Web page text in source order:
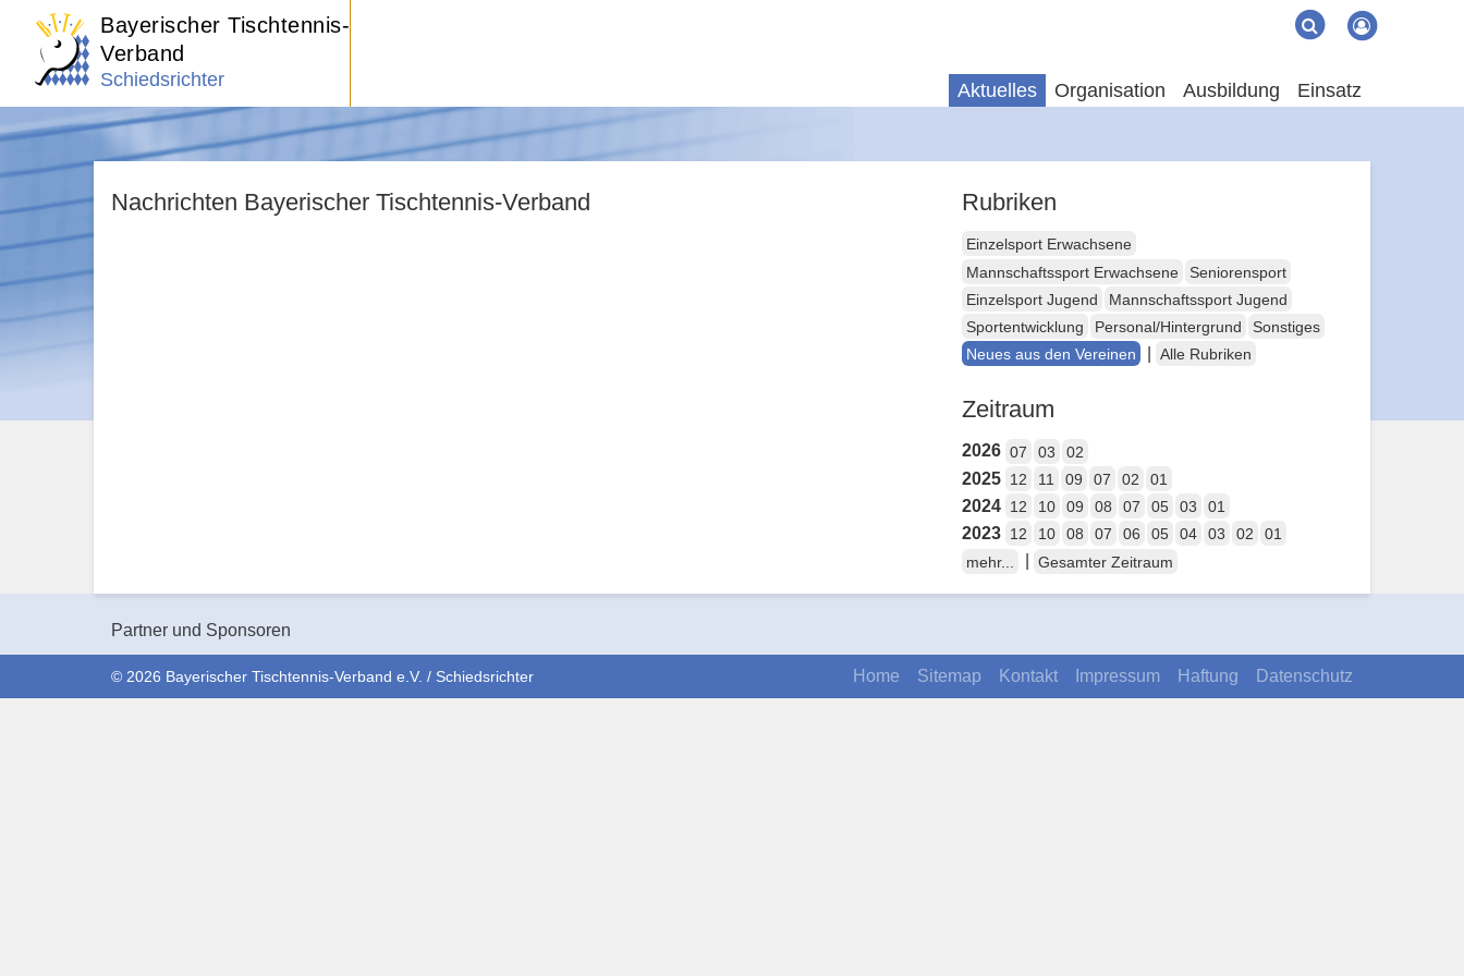
Bayerischer Tischtennis-
Verband
Schiedsrichter
Suche Suchen
Aktuelles Organisation Ausbildung Einsatz
Nachrichten Bayerischer Tischtennis-Verband Rubriken
Einzelsport Erwachsene
Mannschaftssport Erwachsene
Seniorensport
Einzelsport Jugend
Mannschaftssport Jugend
Sportentwicklung
Personal/Hintergrund
Sonstiges
Neues aus den Vereinen
Alle Rubriken
Zeitraum
2026 07 03 02
2025 12 11 09 07 02 01
2024 12 10 09 08 07 05 03 01
2023 12 10 08 07 06 05 04 03 02
01
mehr...
Gesamter Zeitraum
Partner und Sponsoren
Home Sitemap Kontakt Impressum Haftung Datenschutz
© 2026 Bayerischer Tischtennis-Verband e.V. / Schiedsrichter